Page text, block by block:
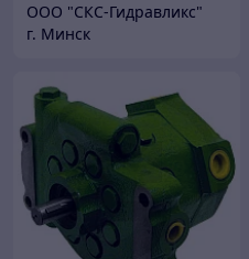
ООО "СКС-Гидравликс"
г. Минск